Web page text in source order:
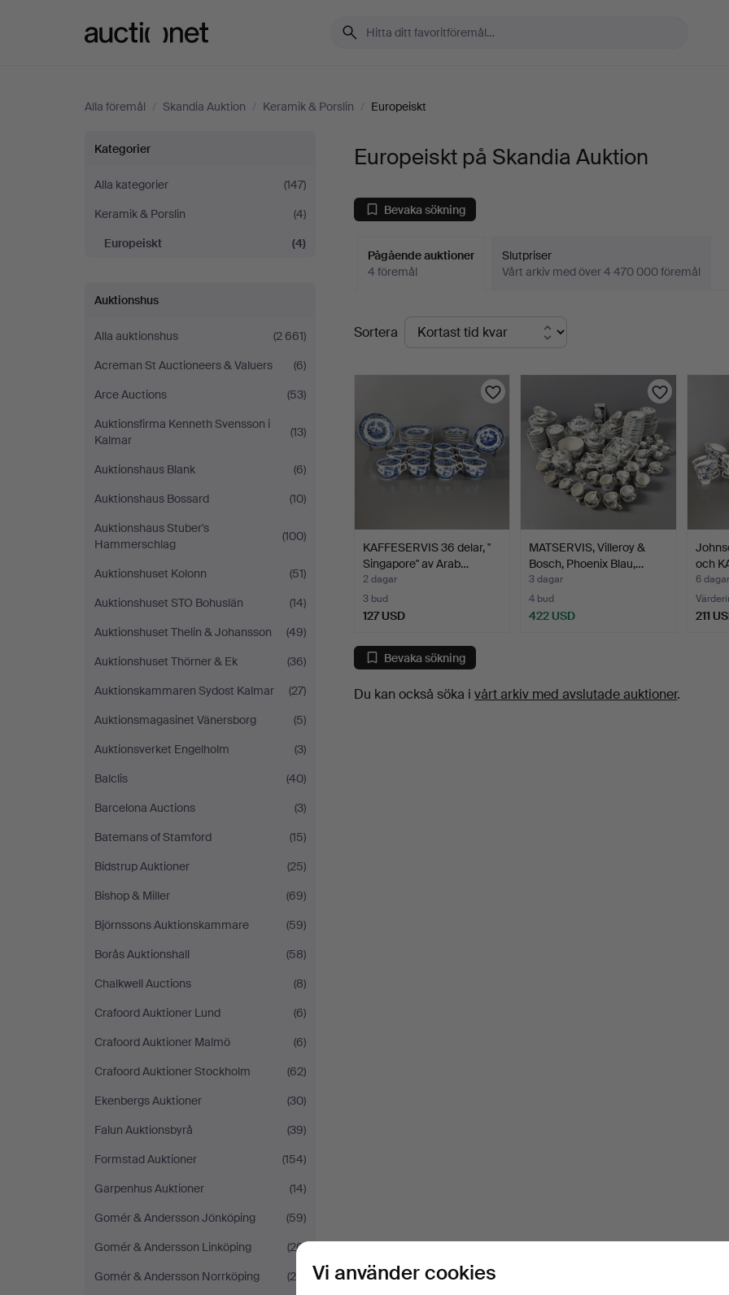
Alla föremål / Skandia Auktion / Keramik & Porslin / Europeiskt
Europeiskt
på
Skandia
Kategorier
Alla kategorier
(147)
Keramik & Porslin
(4)
Europeiskt
(4)
Auktionshus
Alla auktionshus
(2 661)
Acreman St Auctioneers & Valuers
(6)
Arce Auctions
(53)
Auktionsfirma Kenneth Svensson i
Kalmar
(13)
Auktionshaus Blank
(6)
Auktionshaus Bossard
(10)
Auktionshaus Stuber's
Hammerschlag
(100)
Auktionshuset Kolonn
(51)
Auktionshuset STO Bohuslän
(14)
Auktionshuset Thelin & Johansson
(49)
Auktionshuset Thörner & Ek
(36)
Auktionskammaren Sydost Kalmar
(27)
Auktionsmagasinet Vänersborg
(5)
Auktionsverket Engelholm
(3)
Balclis
(40)
Barcelona Auctions
(3)
Batemans of Stamford
(15)
Bidstrup Auktioner
(25)
Bishop & Miller
(69)
Björnssons Auktionskammare
(59)
Borås Auktionshall
(58)
Chalkwell Auctions
(8)
Crafoord Auktioner Lund
(6)
Crafoord Auktioner Malmö
(6)
Crafoord Auktioner Stockholm
(62)
Ekenbergs Auktioner
(30)
Falun Auktionsbyrå
(39)
Formstad Auktioner
(154)
Garpenhus Auktioner
(14)
Gomér & Andersson Jönköping
(59)
Gomér & Andersson Linköping
(20)
Gomér & Andersson Norrköping
(20)
Europeiskt på Skandia Auktion
Bevaka sökning
Pågående auktioner
4 föremål
Slutpriser
Vårt arkiv med över 4 470 000 föremål
Pågående
auktioner
Sortera
KAFFESERVIS 36 delar, "
Singapore" av Arab…
2 dagar
3 bud
127 USD
MATSERVIS, Villeroy &
Bosch, Phoenix Blau,…
3 dagar
4 bud
422 USD
och
6 dagar
211
Bevaka sökning
Du kan också söka ivårt arkiv med avslutade auktioner.
Vi använder cookies